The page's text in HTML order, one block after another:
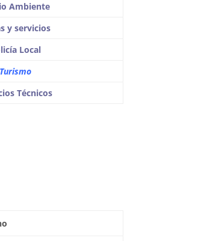
Ambiente
y servicios
Local
Turismo
Técnicos